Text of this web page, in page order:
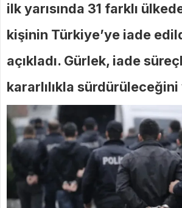
ilk yarısında 31 farklı
kişinin Türkiye’ye iade
açıkladı. Gürlek, iade
kararlılıkla sürdürüleceğini